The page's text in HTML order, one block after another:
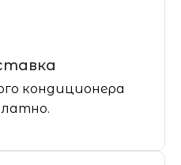
кондиционера